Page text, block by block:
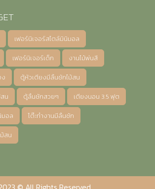
เฟอร์นิเจอร์สไตล์มินิมอล
เฟอร์นิเจอร์เด็ก งานไม้พ่นสี
ตู้หัวเตียงมีลิ้นชักไม้สน
น ตู้ลิ้นชักสวยๆ เตียงนอน 3.5 ฟุต
อล โต๊ะทำงานมีลิ้นชัก
สน